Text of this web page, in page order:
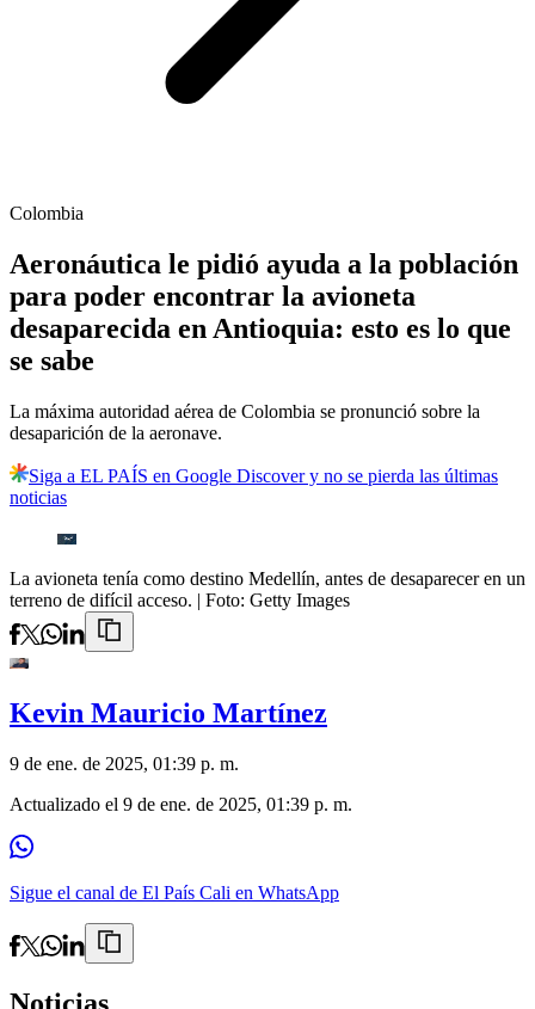
Colombia
Aeronáutica le pidió ayuda a la población
para poder encontrar la avioneta
desaparecida en Antioquia: esto es lo que
se sabe
La máxima autoridad aérea de Colombia se pronunció sobre la
desaparición de la aeronave.
Siga a EL PAÍS en Google Discover y no se pierda las últimas
noticias
La avioneta tenía como destino Medellín, antes de desaparecer en un
terreno de difícil acceso. | Foto: Getty Images
Kevin Mauricio Martínez
9 de ene. de 2025, 01:39 p. m.
Actualizado el 9 de ene. de 2025, 01:39 p. m.
Sigue el canal de El País Cali en WhatsApp